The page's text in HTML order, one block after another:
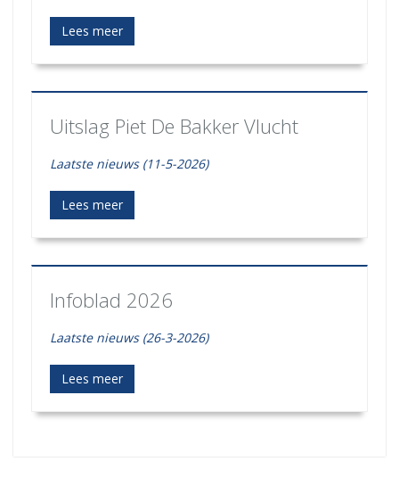
Lees meer
Uitslag Piet De Bakker Vlucht
Laatste nieuws (11-5-2026)
Lees meer
Infoblad 2026
Laatste nieuws (26-3-2026)
Lees meer